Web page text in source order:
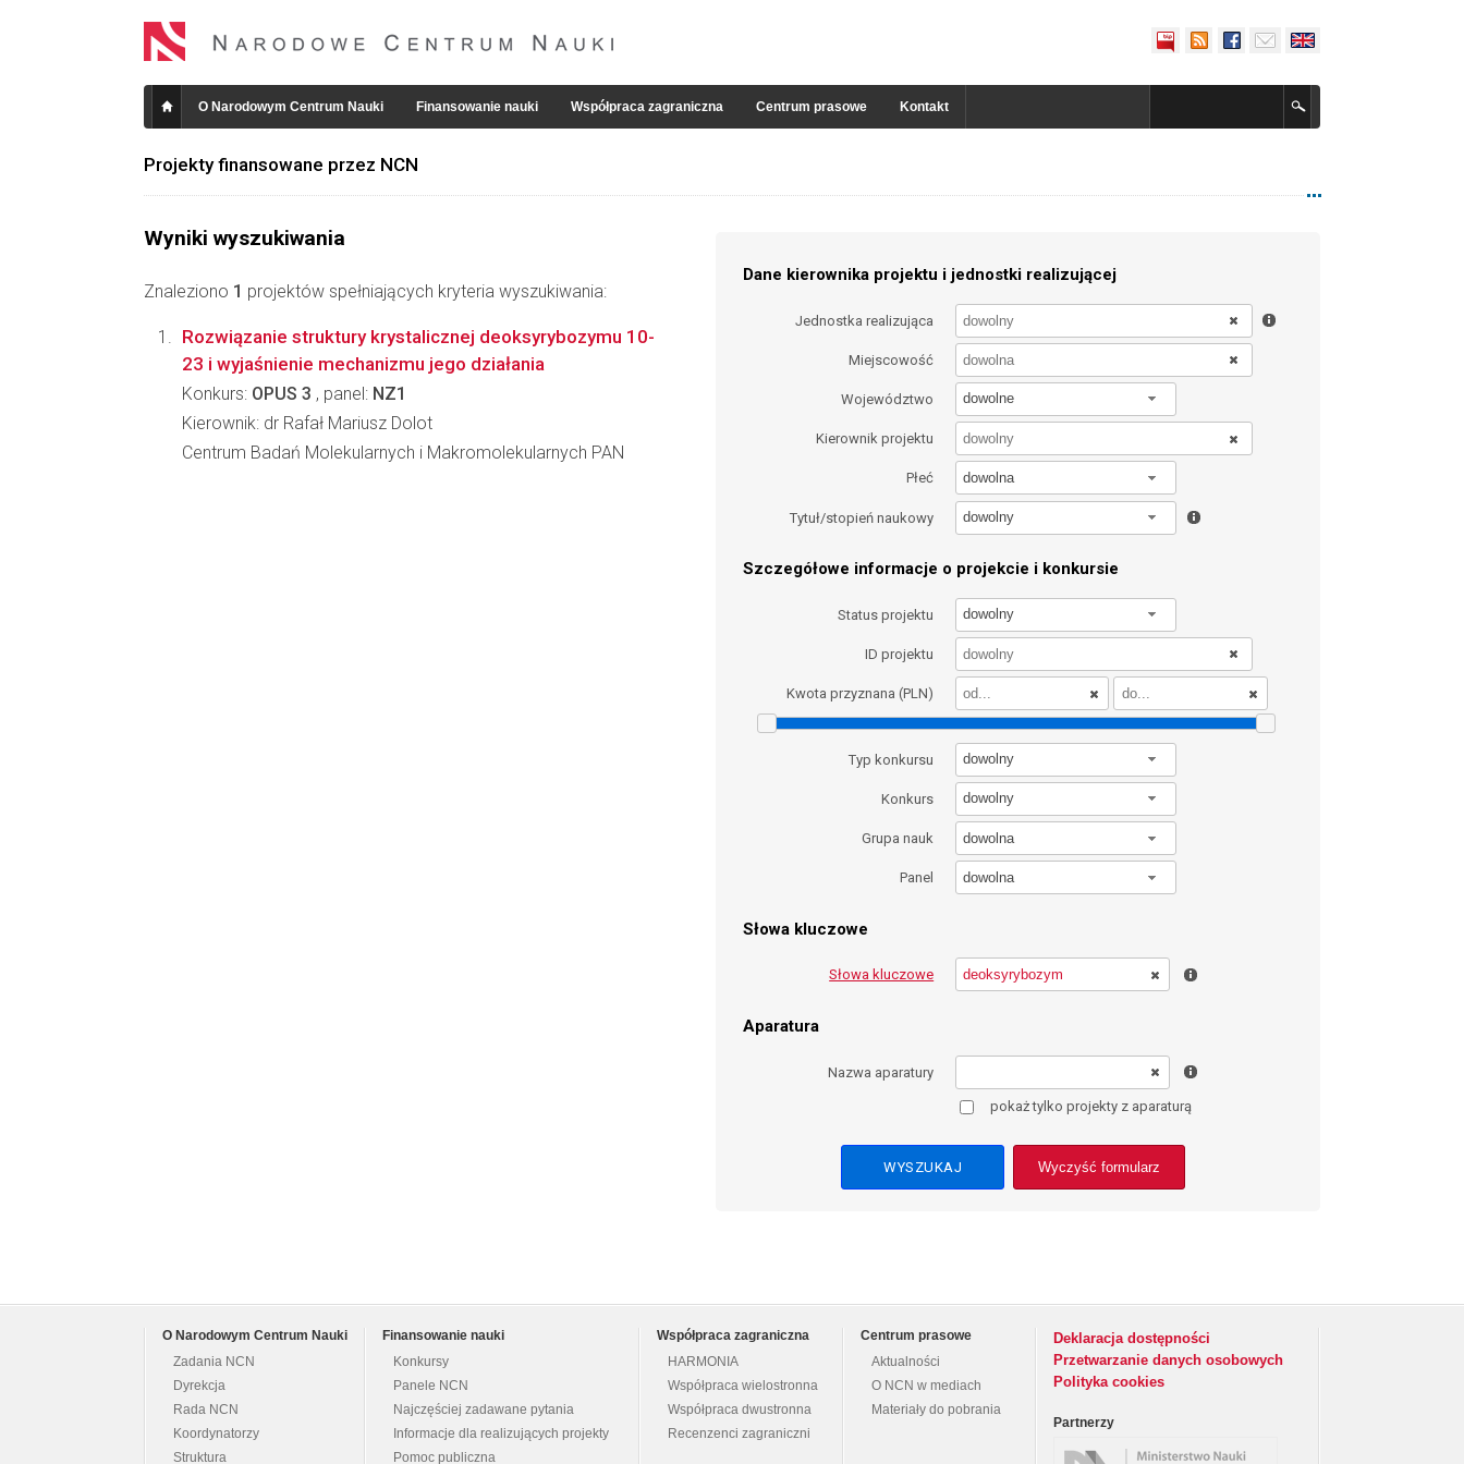
O Narodowym Centrum Nauki Finansowanie nauki Współpraca zagraniczna Centrum prasowe Kontakt
Projekty finansowane przez NCN
Wyniki wyszukiwania
Znaleziono 1 projektów spełniających kryteria wyszukiwania:
Dane kierownika projektu i jednostki realizującej
Jednostka realizująca
Miejscowość
Województwo dowolne
Kierownik projektu
Płeć dowolna
Tytuł/stopień naukowy dowolny
Szczegółowe informacje o projekcie i konkursie
Status projektu dowolny
ID projektu
Kwota przyznana (PLN)
Typ konkursu dowolny
Konkurs dowolny
Grupa nauk dowolna
Panel dowolna
Słowa kluczowe
Słowa kluczowe
Aparatura
Nazwa aparatury
pokaż tylko projekty z aparaturą
Wyczyść formularz
Rozwiązanie struktury krystalicznej deoksyrybozymu 10-
23 i wyjaśnienie mechanizmu jego działania
Konkurs: OPUS 3 , panel: NZ1
Kierownik: dr Rafał Mariusz Dolot
Centrum Badań Molekularnych i Makromolekularnych PAN
O Narodowym Centrum Nauki
Zadania NCN
Dyrekcja
Rada NCN
Koordynatorzy
Struktura
Finansowanie nauki
Konkursy
Panele NCN
Najczęściej zadawane pytania
Informacje dla realizujących projekty
Pomoc publiczna
Współpraca zagraniczna
HARMONIA
Współpraca wielostronna
Współpraca dwustronna
Recenzenci zagraniczni
Centrum prasowe
Aktualności
O NCN w mediach
Materiały do pobrania
Deklaracja dostępności
Przetwarzanie danych osobowych
Polityka cookies
Partnerzy